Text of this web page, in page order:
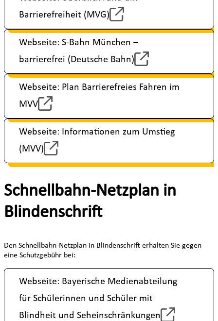
Barrierefreiheit (MVG)
Webseite: S-Bahn München –
barrierefrei (Deutsche Bahn)
Webseite: Plan Barrierefreies Fahren im
MVV
Webseite: Informationen zum Umstieg
(MVV)
Schnellbahn-Netzplan in
Blindenschrift
Den Schnellbahn-Netzplan in Blindenschrift erhalten Sie gegen
eine Schutzgebühr bei:
Webseite: Bayerische Medienabteilung
für Schülerinnen und Schüler mit
Blindheit und Seheinschränkungen